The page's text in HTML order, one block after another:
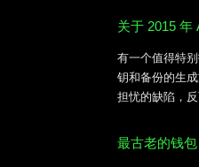
关于 2015 年
有一个值得特
钥和备份的生
担忧的缺陷，
最古老的钱包